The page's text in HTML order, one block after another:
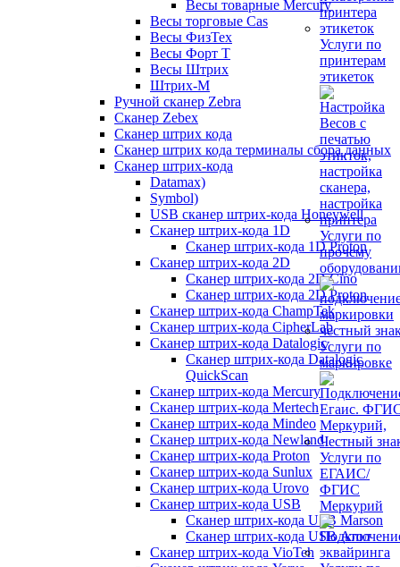
Весы товарные Mercury
Весы торговые Cas
Весы ФизТех
Весы Форт Т
Весы Штрих
Штрих-М
Ручной сканер Zebra
Сканер Zebex
Сканер штрих кода
Сканер штрих кода терминалы сбора данных
Сканер штрих-кода
Datamax)
Symbol)
USB сканер штрих-кода Honeywell
Сканер штрих-кода 1D
Сканер штрих-кода 1D Proton
Сканер штрих-кода 2D
Сканер штрих-кода 2D Cino
Сканер штрих-кода 2D Proton
Сканер штрих-кода ChampTek
Сканер штрих-кода CipherLab
Сканер штрих-кода Datalogic
Сканер штрих-кода Datalogic
QuickScan
Сканер штрих-кода Mercury
Сканер штрих-кода Mertech
Сканер штрих-кода Mindeo
Сканер штрих-кода Newland
Сканер штрих-кода Proton
Сканер штрих-кода Sunlux
Сканер штрих-кода Urovo
Сканер штрих-кода USB
Сканер штрих-кода USB Marson
Сканер штрих-кода USB Атол
Сканер штрих-кода VioTeh
Услуги по
принтерам
этикеток
Услуги по
прочему
Услуги по
маркировке
Услуги по
ЕГАИС/
ФГИС
Меркурий